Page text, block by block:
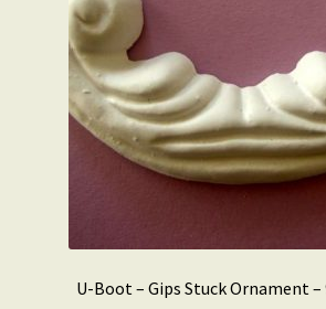
U-Boot – Gips Stuck Ornament –